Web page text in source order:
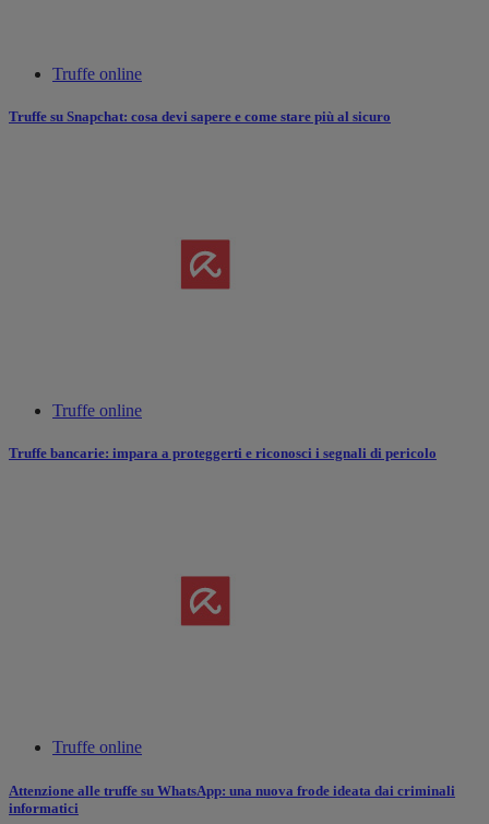
Truffe online
Truffe su Snapchat: cosa devi sapere e come stare più al sicuro
Truffe online
Truffe bancarie: impara a proteggerti e riconosci i segnali di pericolo
Truffe online
Attenzione alle truffe su WhatsApp: una nuova frode ideata dai criminali
informatici